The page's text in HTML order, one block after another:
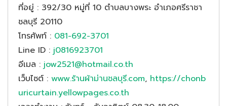
ที่อยู่ : 392/30 หมู่ที่ 10 ตำบลบางพระ อำเภอศรีราชา
ชลบุรี 20110
โทรศัพท์ : 081-692-3701
Line ID : j0816923701
อีเมล : jow2521@hotmail.co.th
เว็บไซต์ : www.ร้านผ้าม่านชลบุรี.com, https://chonb
uricurtain.yellowpages.co.th